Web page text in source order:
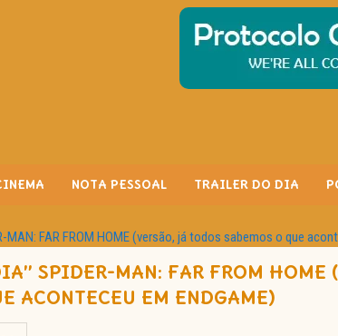
NOTA PESSOAL TRAILER DO DIA
MAN: FAR FROM HOME (versão, já todos sabemos o que
SPIDER-MAN: FAR FROM HOME
ACONTECEU EM ENDGAME)